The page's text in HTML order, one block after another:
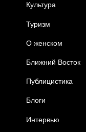
Культура
Туризм
О женском
Ближний Восток
Публицистика
Блоги
Интервью